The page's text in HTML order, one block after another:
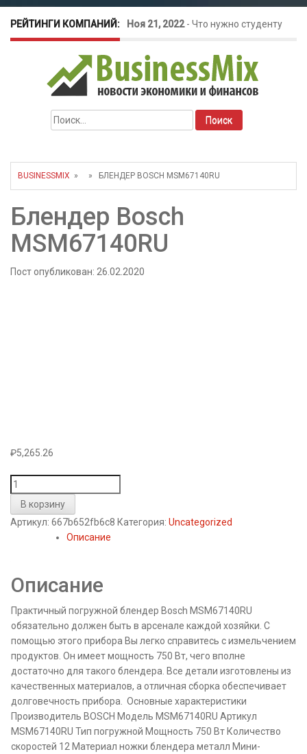
РЕЙТИНГИ КОМПАНИЙ: Ноя 21, 2022- Что нужно студенту
для открытия бизнеса?
Окт 26, 2022-Телефония для
amoCRM: лучшие инструменты для
бизнеса
Найти:
BUSINESSMIX » » БЛЕНДЕР BOSCH MSM67140RU
Блендер Bosch
MSM67140RU
Пост опубликован: 26.02.2020
₽5,265.26
Количество
товара
Блендер
Bosch
MSM67140RU
В корзину
Артикул: 667b652fb6c8 Категория: Uncategorized
Описание
Описание
Практичный погружной блендер Bosch MSM67140RU
обязательно должен быть в арсенале каждой хозяйки. С
помощью этого прибора Вы легко справитесь с измельчением
продуктов. Он имеет мощность 750 Вт, чего вполне
достаточно для такого блендера. Все детали изготовлены из
качественных материалов, а отличная сборка обеспечивает
долговечность прибора. Основные характеристики
Производитель BOSCH Модель MSM67140RU Артикул
MSM67140RU Тип погружной Мощность 750 Вт Количество
скоростей 12 Материал ножки блендера металл Мини-